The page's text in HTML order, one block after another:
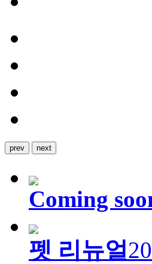
prev next
Coming
펫 리뉴얼